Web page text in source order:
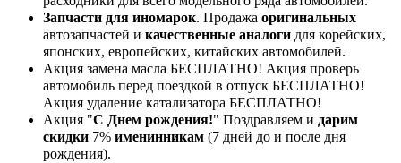
Запчасти для иномарок. Продажа оригинальных
автозапчастей и качественные аналоги для корейских,
японских, европейских, китайских автомобилей.
Акция замена масла БЕСПЛАТНО! Акция проверь
автомобиль перед поездкой в отпуск БЕСПЛАТНО!
Акция удаление катализатора БЕСПЛАТНО!
Акция "С Днем рождения!" Поздравляем и дарим
скидки 7% именинникам (7 дней до и после дня
рождения).